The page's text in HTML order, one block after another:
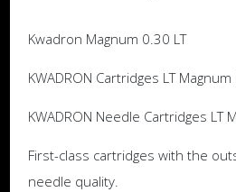
Kwadron Magnum 0.30 LT
KWADRON Cartridges LT
KWADRON Needle Cartridges LT
First-class cartridges with the
needle quality.